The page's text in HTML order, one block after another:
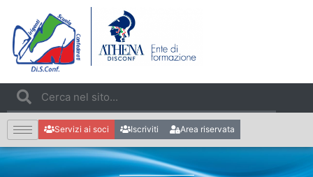
Servizi ai soci Iscriviti Area riservata